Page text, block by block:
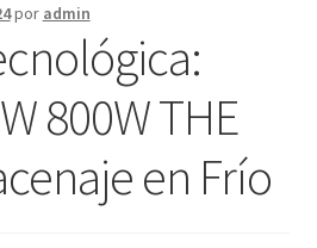
por admin
800W THE
en Frío